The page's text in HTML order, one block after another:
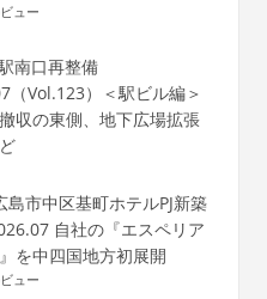
ュー
南口再整備
（Vol.123）＜駅ビル編＞
収の東側、地下広場拡張
島市中区基町ホテルPJ新築
自社の『エスペリア
を中四国地方初展開
ュー